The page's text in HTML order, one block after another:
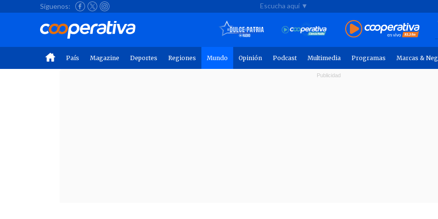
Síguenos: Escucha aquí ▼
País Magazine Deportes Regiones Mundo Opinión Podcast Multimedia Programas Marcas &